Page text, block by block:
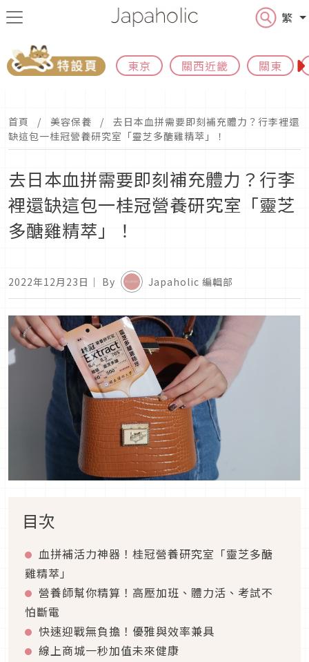
繁
東京 關西近畿 關東
首頁 美容保養
去日本血拼需要即刻補充體力？行李裡還
缺這包一桂冠營養研究室「靈芝多醣雞精萃」！
去日本血拼需要即刻補充體力？行李
裡還缺這包一桂冠營養研究室「靈芝
多醣雞精萃」！
2022年12月23日 ｜ By Japaholic 編輯部
目次
血拼補活力神器！桂冠營養研究室「靈芝多醣
雞精萃」
營養師幫你精算！高壓加班、體力活、考試不
怕斷電
快速迎戰無負擔！優雅與效率兼具
線上商城一秒加值未來健康